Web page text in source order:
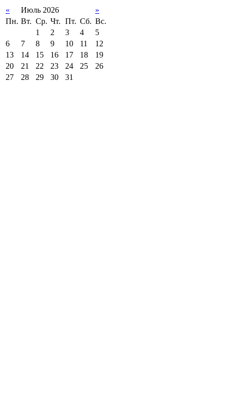
« Июль 2026
»
Пн. Вт. Ср. Чт. Пт. Сб. Вс.
1
2 3 4
5
6
7 8 9 10 11
12
13
14 15 16 17 18
19
20
21 22 23 24 25
26
27
28 29 30 31